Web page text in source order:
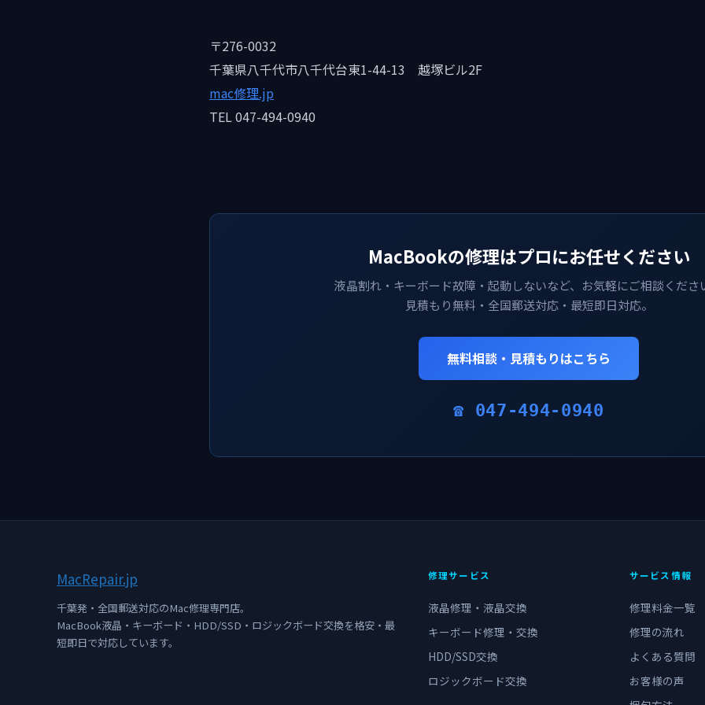
〒276-0032
千葉県八千代市八千代台東1-44-13 越塚ビル2F
mac修理.jp
TEL 047-494-0940
MacBookの修理はプロにお任せください
液晶割れ・キーボード故障・起動しないなど、お気軽にご相談くださ
見積もり無料・全国郵送対応・最短即日対応。
無料相談・見積もりはこちら
☎ 047-494-0940
MacRepair.jp
千葉発・全国郵送対応のMac修理専門店。
MacBook液晶・キーボード・HDD/SSD・ロジックボード交換を格安・最
短即日で対応しています。
修理サービス
液晶修理・液晶交換
キーボード修理・交換
HDD/SSD交換
ロジックボード交換
サービス情報
修理料金一覧
修理の流れ
よくある質問
お客様の声